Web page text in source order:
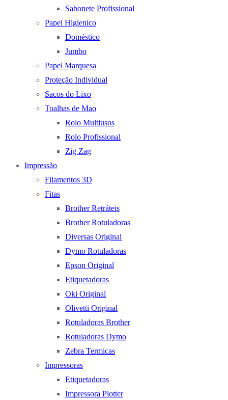
Sabonete Profissional
Papel Higienico
Doméstico
Jumbo
Papel Marquesa
Proteção Individual
Sacos do Lixo
Toalhas de Mao
Rolo Multiusos
Rolo Profissional
Zig Zag
Impressão
Filamentos 3D
Fitas
Brother Retráteis
Brother Rotuladoras
Diversas Original
Dymo Rotuladoras
Epson Original
Etiquetadoras
Oki Original
Olivetti Original
Rotuladoras Brother
Rotuladoras Dymo
Zebra Termicas
Impressoras
Etiquetadoras
Impressora Plotter